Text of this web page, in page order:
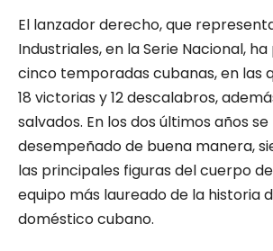
El lanzador derecho, que
Industriales, en la Serie Nacional,
cinco temporadas cubanas, en las
18 victorias y 12 descalabros,
salvados. En los dos últimos años se
desempeñado de buena manera,
las principales figuras del cuerpo
equipo más laureado de la historia
doméstico cubano.